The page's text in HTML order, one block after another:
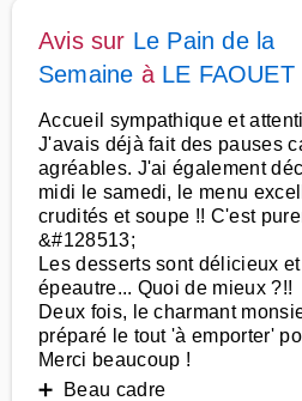
Avis sur Le Pain de la
Semaine à LE FAOUET
Accueil sympathique et
J'avais déjà fait des pauses
agréables. J'ai également
midi le samedi, le menu
crudités et soupe !! C'est
&#128513;
Les desserts sont délicieux
épeautre... Quoi de mieux ?!!
Deux fois, le charmant
préparé le tout 'à emporter'
Merci beaucoup !
➕ Beau cadre